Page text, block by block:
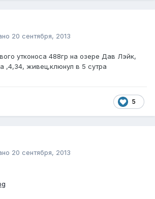
20 сентября, 2013
утконоса 488гр на озере Дав Лэйк,
,4,34, живец,клюнул в 5 сутра
5
20 сентября, 2013